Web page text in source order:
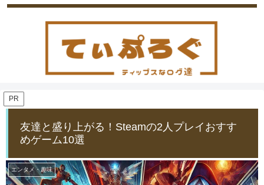
PR
友達と盛り上がる！Steamの2人プレイおすす
めゲーム10選
エンタメ・趣味